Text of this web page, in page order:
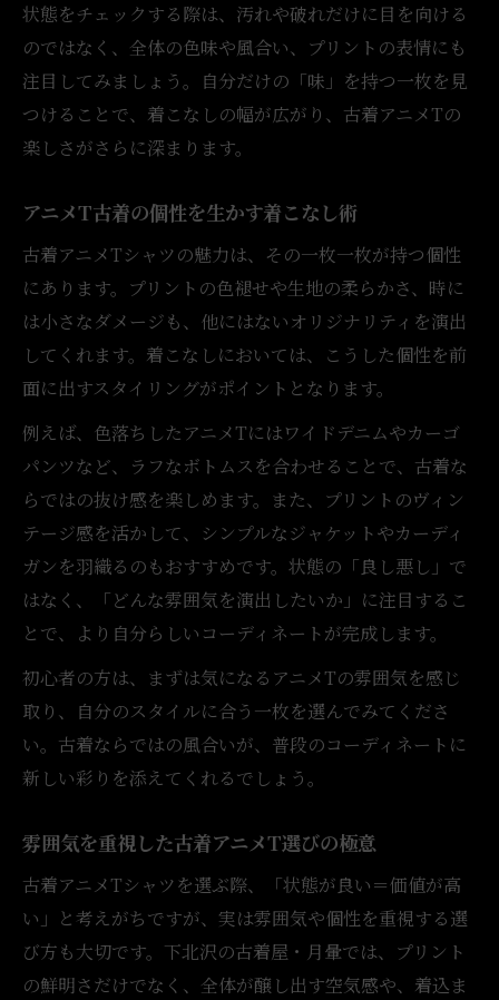
状態をチェックする際は、汚れや破れだけに目を向ける
のではなく、全体の色味や風合い、プリントの表情にも
注目してみましょう。自分だけの「味」を持つ一枚を見
つけることで、着こなしの幅が広がり、古着アニメTの
楽しさがさらに深まります。
アニメT古着の個性を生かす着こなし術
古着アニメTシャツの魅力は、その一枚一枚が持つ個性
にあります。プリントの色褪せや生地の柔らかさ、時に
は小さなダメージも、他にはないオリジナリティを演出
してくれます。着こなしにおいては、こうした個性を前
面に出すスタイリングがポイントとなります。
例えば、色落ちしたアニメTにはワイドデニムやカーゴ
パンツなど、ラフなボトムスを合わせることで、古着な
らではの抜け感を楽しめます。また、プリントのヴィン
テージ感を活かして、シンプルなジャケットやカーディ
ガンを羽織るのもおすすめです。状態の「良し悪し」で
はなく、「どんな雰囲気を演出したいか」に注目するこ
とで、より自分らしいコーディネートが完成します。
初心者の方は、まずは気になるアニメTの雰囲気を感じ
取り、自分のスタイルに合う一枚を選んでみてくださ
い。古着ならではの風合いが、普段のコーディネートに
新しい彩りを添えてくれるでしょう。
雰囲気を重視した古着アニメT選びの極意
古着アニメTシャツを選ぶ際、「状態が良い＝価値が高
い」と考えがちですが、実は雰囲気や個性を重視する選
び方も大切です。下北沢の古着屋・月暈では、プリント
の鮮明さだけでなく、全体が醸し出す空気感や、着込ま